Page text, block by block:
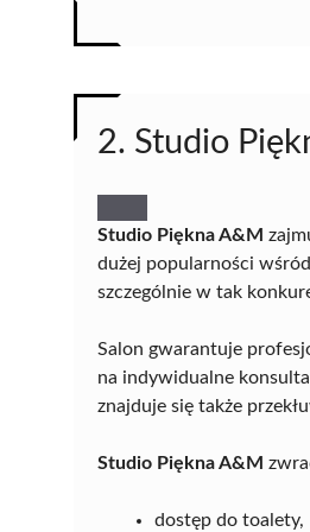
2. Studio
Studio Piękna A&M
dużej popularności
szczególnie w tak
Salon gwarantuje
na indywidualne
znajduje się także
Studio Piękna A&M
dostęp do toalety,